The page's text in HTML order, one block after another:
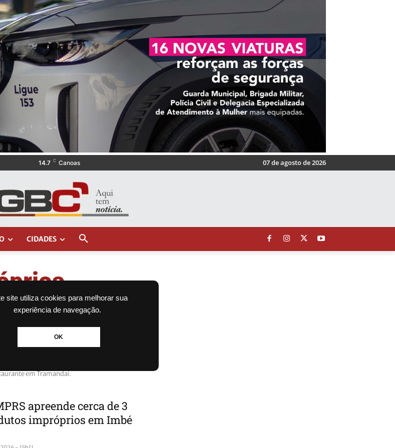
site utiliza cookies para melhorar sua
experiência de navegação.
OK
14.7 C Canoas 07 de agosto de 2026
CIDADES
apreende 700 quilos de
em supermercado no
2026 - 15h00
700 quilos de produtos impróprios,
em Tramandaí.
apreende cerca de 3
impróprios em Imbé